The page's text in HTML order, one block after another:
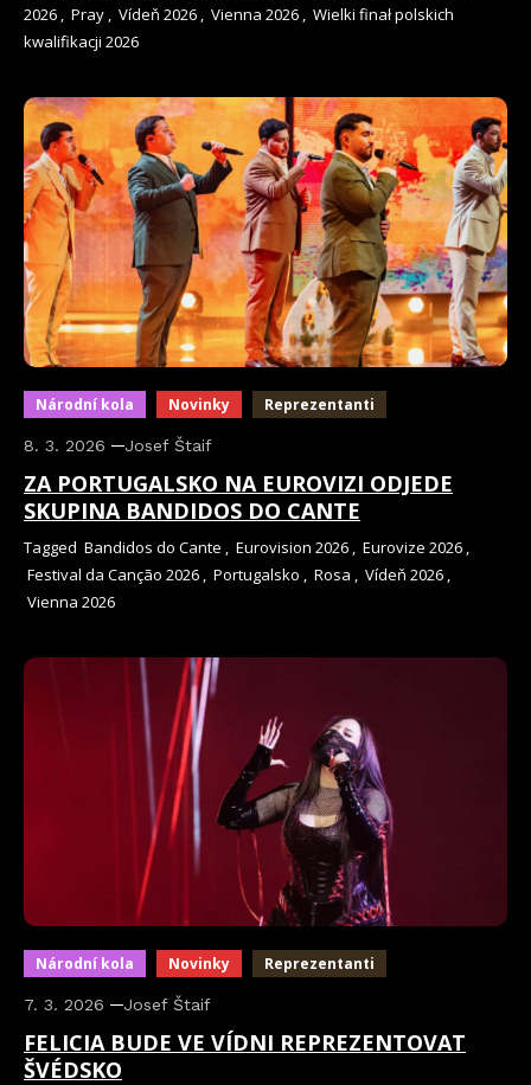
2026 , Pray , Vídeň 2026 , Vienna 2026 , Wielki finał polskich
kwalifikacji 2026
Národní kola Novinky Reprezentanti
8. 3. 2026 Josef Štaif
ZA PORTUGALSKO NA EUROVIZI ODJEDE
SKUPINA BANDIDOS DO CANTE
Tagged Bandidos do Cante Eurovision 2026 Eurovize 2026
Festival da Canção 2026
Portugalsko Rosa Vídeň 2026
Vienna 2026
Národní kola Novinky Reprezentanti
7. 3. 2026 Josef Štaif
FELICIA BUDE VE VÍDNI REPREZENTOVAT
ŠVÉDSKO